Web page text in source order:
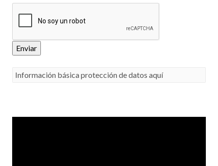
Enviar
Información básica protección de datos aquí